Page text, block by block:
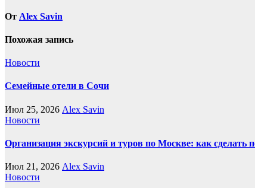
От Alex Savin
Похожая запись
Новости
Семейные отели в Сочи
Июл 25, 2026 Alex Savin
Новости
Организация экскурсий и туров по Москве: как сделать
Июл 21, 2026 Alex Savin
Новости